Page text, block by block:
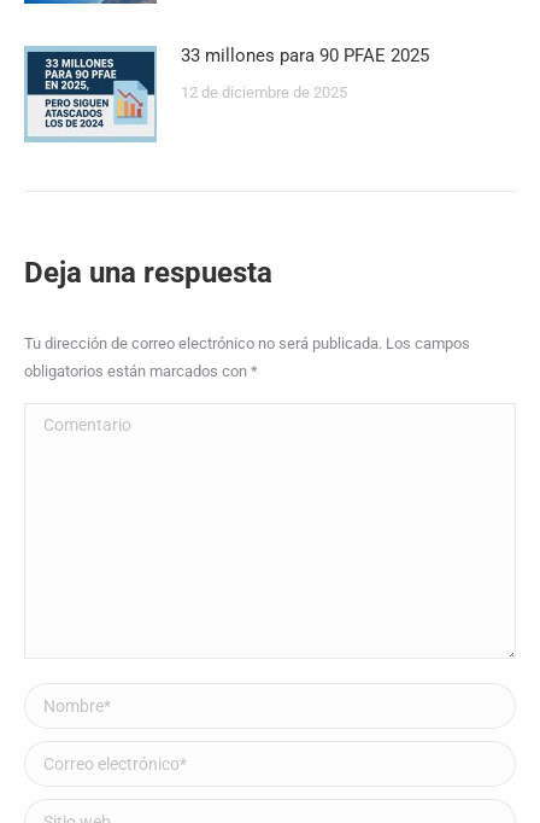
33 millones para 90 PFAE 2025
12 de diciembre de 2025
Deja una respuesta
Tu dirección de correo electrónico no será publicada. Los campos
obligatorios están marcados con *
Comentario
Nombre *
Correo electrónico *
Sitio web